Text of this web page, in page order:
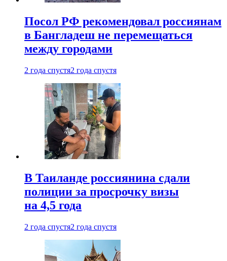
Посол РФ рекомендовал россиянам
в Бангладеш не перемещаться
между городами
2 года спустя2 года спустя
В Таиланде россиянина сдали
полиции за просрочку визы
на 4,5 года
2 года спустя2 года спустя